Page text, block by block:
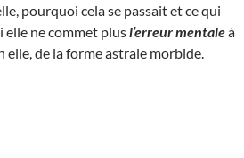
pourquoi cela se passait et ce qui
elle ne commet plusl’erreur mentaleà
elle, de la forme astrale morbide.